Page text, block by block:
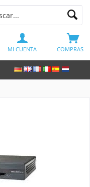
COMPRAS
MI CUENTA